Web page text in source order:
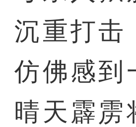
沉重打击
仿佛感到
晴天霹雳